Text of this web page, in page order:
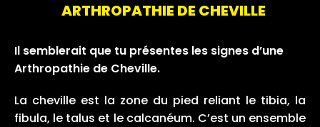
ARTHROPATHIE DE CHEVILLE
Il semblerait que tu présentes les signes d’une
Arthropathie de Cheville.
La cheville est la zone du pied reliant le tibia, la
fibula, le talus et le calcanéum. C’est un ensemble